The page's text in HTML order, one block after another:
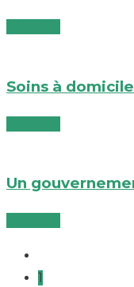
Soins à
Un
1